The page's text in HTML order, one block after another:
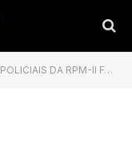
POLICIAIS DA RPM-II FAZEM A MANOBRA DE HEIMLICH E SALVA BEBE